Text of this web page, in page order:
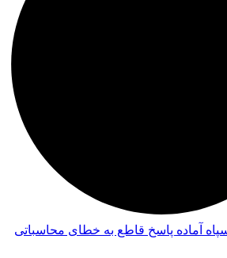
آماده پاسخ قاطع به خطای محاسباتی